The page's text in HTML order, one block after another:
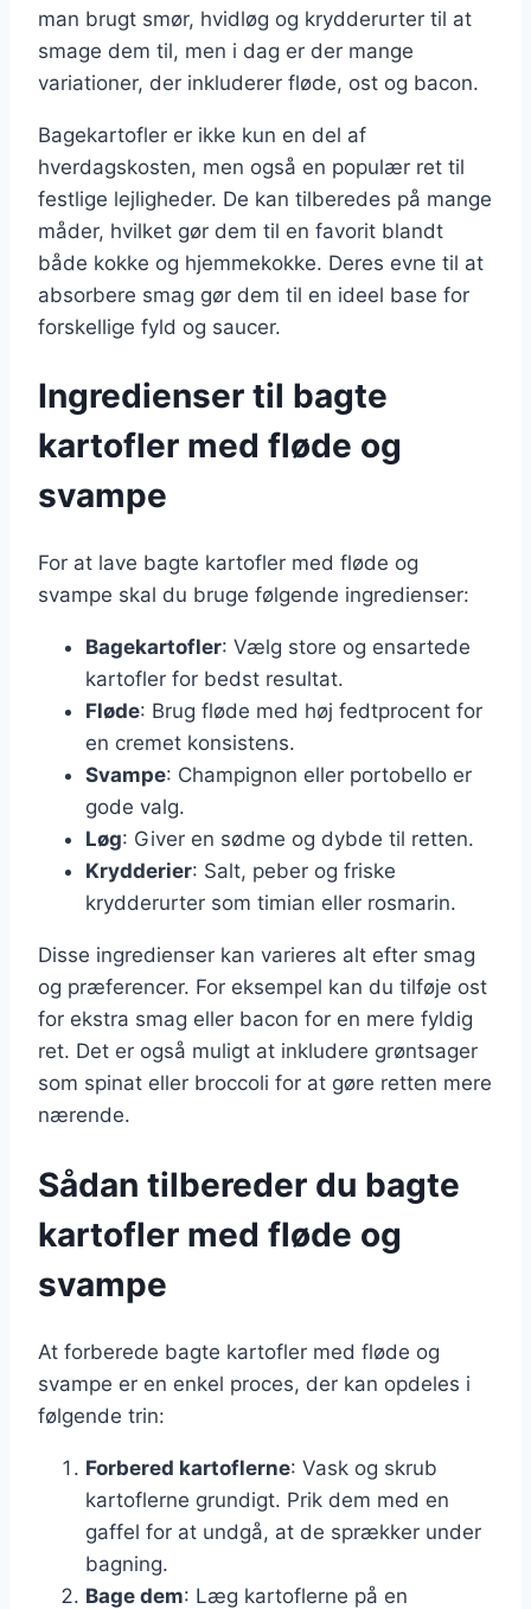
man brugt smør, hvidløg og krydderurter til at
smage dem til, men i dag er der mange
variationer, der inkluderer fløde, ost og bacon.
Bagekartofler er ikke kun en del af
hverdagskosten, men også en populær ret til
festlige lejligheder. De kan tilberedes på mange
måder, hvilket gør dem til en favorit blandt
både kokke og hjemmekokke. Deres evne til at
absorbere smag gør dem til en ideel base for
forskellige fyld og saucer.
Ingredienser til bagte
kartofler med fløde og
svampe
For at lave bagte kartofler med fløde og
svampe skal du bruge følgende ingredienser:
Bagekartofler: Vælg store og ensartede
kartofler for bedst resultat.
Fløde: Brug fløde med høj fedtprocent for
en cremet konsistens.
Svampe: Champignon eller portobello er
gode valg.
Løg: Giver en sødme og dybde til retten.
Krydderier: Salt, peber og friske
krydderurter som timian eller rosmarin.
Disse ingredienser kan varieres alt efter smag
og præferencer. For eksempel kan du tilføje ost
for ekstra smag eller bacon for en mere fyldig
ret. Det er også muligt at inkludere grøntsager
som spinat eller broccoli for at gøre retten mere
nærende.
Sådan tilbereder du bagte
kartofler med fløde og
svampe
At forberede bagte kartofler med fløde og
svampe er en enkel proces, der kan opdeles i
følgende trin:
Forbered kartoflerne: Vask og skrub
kartoflerne grundigt. Prik dem med en
gaffel for at undgå, at de sprækker under
bagning.
Bage dem: Læg kartoflerne på en